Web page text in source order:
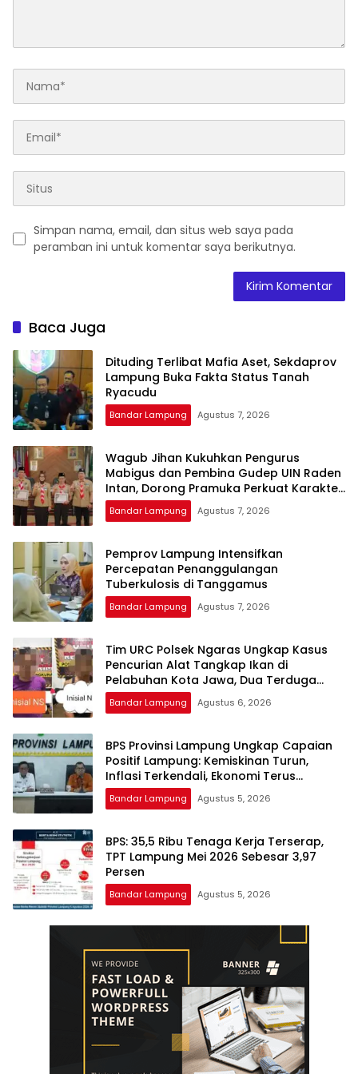
Simpan nama, email, dan situs web saya pada
peramban ini untuk komentar saya berikutnya.
Baca Juga
Dituding Terlibat Mafia Aset, Sekdaprov
Lampung Buka Fakta Status Tanah
Ryacudu
Bandar Lampung Agustus 7, 2026
Wagub Jihan Kukuhkan Pengurus
Mabigus dan Pembina Gudep UIN Raden
Intan, Dorong Pramuka Perkuat Karakter
Generasi Muda
Bandar Lampung Agustus 7, 2026
Pemprov Lampung Intensifkan
Percepatan Penanggulangan
Tuberkulosis di Tanggamus
Bandar Lampung Agustus 7, 2026
Tim URC Polsek Ngaras Ungkap Kasus
Pencurian Alat Tangkap Ikan di
Pelabuhan Kota Jawa, Dua Terduga
Pelaku Diamankan.
Bandar Lampung Agustus 6, 2026
BPS Provinsi Lampung Ungkap Capaian
Positif Lampung: Kemiskinan Turun,
Inflasi Terkendali, Ekonomi Terus
Tumbuh
Bandar Lampung Agustus 5, 2026
BPS: 35,5 Ribu Tenaga Kerja Terserap,
TPT Lampung Mei 2026 Sebesar 3,97
Persen
Bandar Lampung Agustus 5, 2026